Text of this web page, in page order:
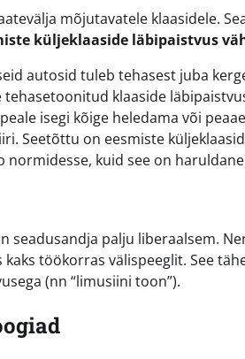
mõjutavatele klaasidele.
küljeklaaside läbipaistvus
autosid tuleb tehasest juba
tehasetoonitud klaaside
isegi kõige heledama või
Seetõttu on eesmiste
kuid see on
seadusandja palju liberaalsem.
töökorras välispeeglit. See
(nn “limusiini toon”).